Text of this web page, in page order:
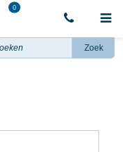
0
Zoek